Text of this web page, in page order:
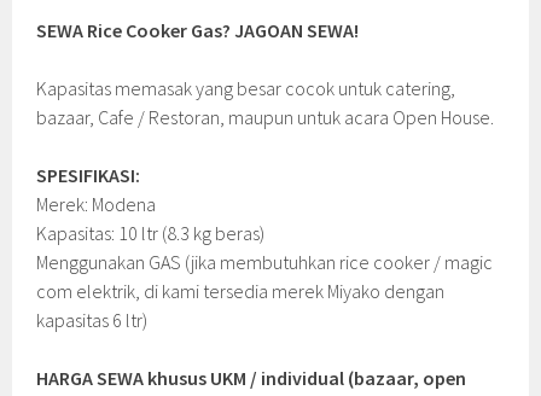
SEWA Rice Cooker Gas? JAGOAN SEWA!
Kapasitas memasak yang besar cocok untuk catering,
bazaar, Cafe / Restoran, maupun untuk acara Open House.
SPESIFIKASI:
Merek: Modena
Kapasitas: 10 ltr (8.3 kg beras)
Menggunakan GAS (jika membutuhkan rice cooker / magic
com elektrik, di kami tersedia merek Miyako dengan
kapasitas 6 ltr)
HARGA SEWA khusus UKM / individual (bazaar, open